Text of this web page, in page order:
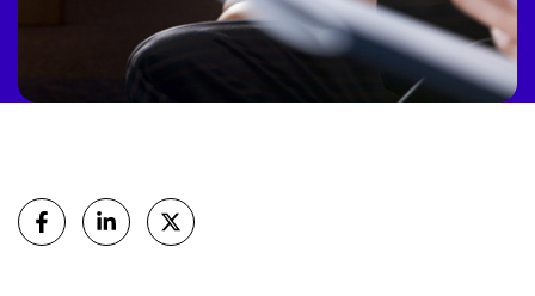
Partager
sur Facebook
sur Linkedinsur X (Twitter)